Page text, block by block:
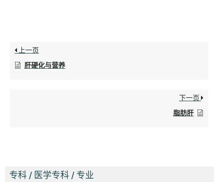
专科 / 医学专科 / 专业
上一页
肝硬化与营养
下一页
脂肪肝